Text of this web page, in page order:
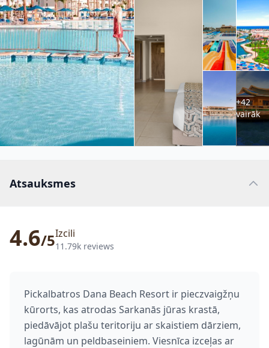
+42
vairāk
Atsauksmes
4.6/5Izcili
11.79k reviews
Pickalbatros Dana Beach Resort ir pieczvaigžņu
kūrorts, kas atrodas Sarkanās jūras krastā,
piedāvājot plašu teritoriju ar skaistiem dārziem,
lagūnām un peldbaseiniem. Viesnīca izceļas ar